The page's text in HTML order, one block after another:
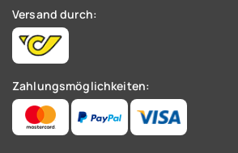
Versand durch:
Zahlungsmöglichkeiten: